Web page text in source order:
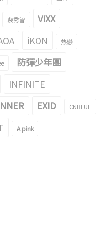
裴秀智 VIXX
iKON 熱戀
防彈少年團
INFINITE
EXID CNBLUE
A pink